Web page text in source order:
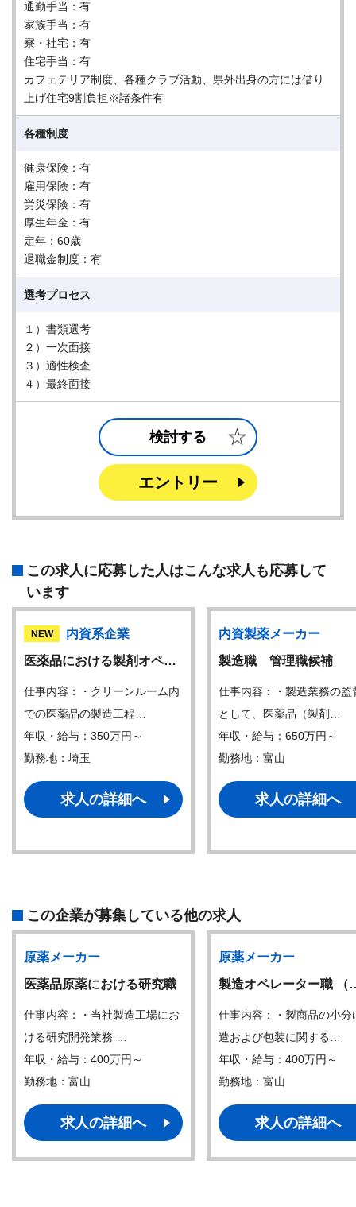
通勤手当：有
家族手当：有
寮・社宅：有
住宅手当：有
カフェテリア制度、各種クラブ活動、県外出身の方には借り
上げ住宅9割負担※諸条件有
各種制度
健康保険：有
雇用保険：有
労災保険：有
厚生年金：有
定年：60歳
退職金制度：有
選考プロセス
１）書類選考
２）一次面接
３）適性検査
４）最終面接
検討する
エントリー
この求人に応募した人はこんな求人も応募して
います
NEW
内資系企業
医薬品における製剤オペ…
仕事内容：・クリーンルーム内
での医薬品の製造工程…
年収・給与：350万円～
勤務地：埼玉
求人の詳細へ
内資製薬メーカー
製造職 管理職候補
仕事内容：・製造業務の監
として、医薬品（製剤…
年収・給与：650万円～
勤務地：富山
求人の詳細へ
この企業が募集している他の求人
原薬メーカー
医薬品原薬における研究職
仕事内容：・当社製造工場にお
ける研究開発業務 …
年収・給与：400万円～
勤務地：富山
求人の詳細へ
原薬メーカー
製造オペレーター職
仕事内容：・製商品の小分
造および包装に関する…
年収・給与：400万円～
勤務地：富山
求人の詳細へ